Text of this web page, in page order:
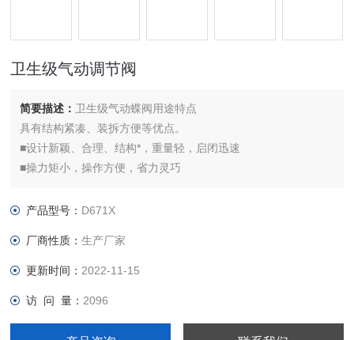
卫生级气动调节阀
简要描述： 卫生级气动蝶阀用途特点
具有结构紧凑、装拆方便等优点。
■设计新颖、合理、结构*，重量轻，启闭迅速
■操力矩小，操作方便，省力灵巧
■可以任何位置安装，维修方便
产品型号： D671X
厂商性质：生产厂家
更新时间： 2022-11-15
访 问 量： 2096